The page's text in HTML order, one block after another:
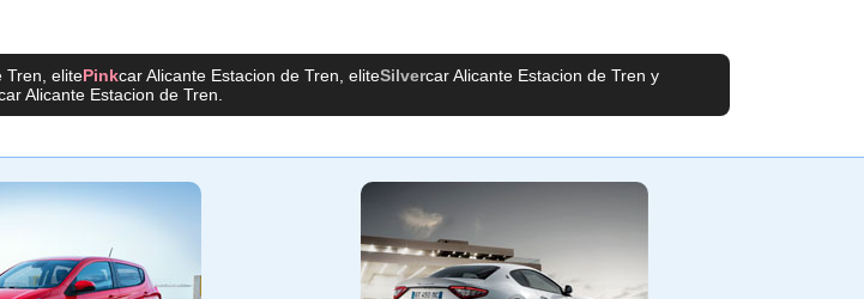
Tren , elitePinkcar Alicante Estacion de Tren , eliteSilvercar Alicante Estacion de Tren y
Alicante Estacion de Tren